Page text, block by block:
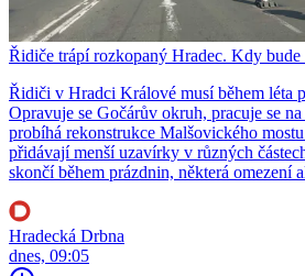
Řidiče trápí rozkopaný Hradec. Kdy bude
Řidiči v Hradci Králové musí během léta
Opravuje se Gočárův okruh, pracuje se
probíhá rekonstrukce Malšovického
přidávají menší uzavírky v různých
skončí během prázdnin, některá omezení
Hradecká Drbna
dnes, 09:05